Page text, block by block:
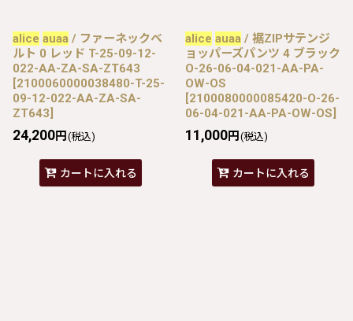
alice auaa / ファーネックベ
ルト 0 レッド T-25-09-12-
022-AA-ZA-SA-ZT643
[2100060000038480-T-25-
09-12-022-AA-ZA-SA-
ZT643]
24,200円 (税込)
カートに入れる
alice auaa / 裾ZIPサテンジ
ョッパーズパンツ 4 ブラック
O-26-06-04-021-AA-PA-
OW-OS
[2100080000085420-O-26-
06-04-021-AA-PA-OW-OS]
11,000円 (税込)
カートに入れる